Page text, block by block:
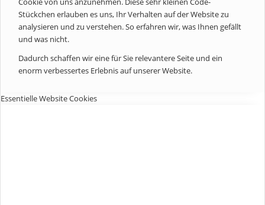
Stückchen erlauben es uns, Ihr Verhalten auf der Website zu
analysieren und zu verstehen. So erfahren wir, was Ihnen gefällt
und was nicht.
Dadurch schaffen wir eine für Sie relevantere Seite und ein
enorm verbessertes Erlebnis auf unserer Website.
Essentielle Website Cookies